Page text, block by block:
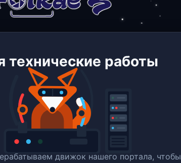
технические работы
движок нашего портала, чтобы